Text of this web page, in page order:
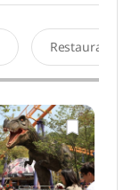
Restaurants